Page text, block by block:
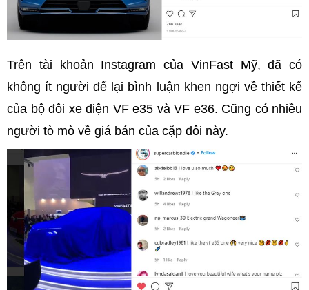
Trên tài khoản Instagram của VinFast Mỹ, đã có
không ít người để lại bình luận khen ngợi về thiết kế
của bộ đôi xe điện VF e35 và VF e36. Cũng có nhiều
người tò mò về giá bán của cặp đôi này.